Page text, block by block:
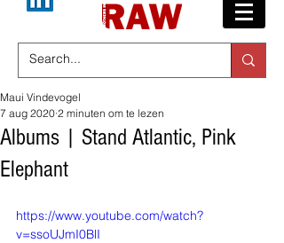
Albums | Stand Atlantic, Pink
Elephant
Maui Vindevogel
7 aug 2020 2 minuten om te lezen
https://www.youtube.com/watch?
v=ssoUJmI0BlI